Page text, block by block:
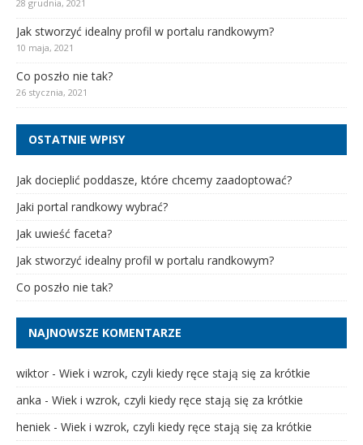
28 grudnia, 2021
Jak stworzyć idealny profil w portalu randkowym?
10 maja, 2021
Co poszło nie tak?
26 stycznia, 2021
OSTATNIE WPISY
Jak docieplić poddasze, które chcemy zaadoptować?
Jaki portal randkowy wybrać?
Jak uwieść faceta?
Jak stworzyć idealny profil w portalu randkowym?
Co poszło nie tak?
NAJNOWSZE KOMENTARZE
wiktor - Wiek i wzrok, czyli kiedy ręce stają się za krótkie
anka - Wiek i wzrok, czyli kiedy ręce stają się za krótkie
heniek - Wiek i wzrok, czyli kiedy ręce stają się za krótkie